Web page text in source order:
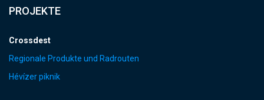
PROJEKTE
Crossdest
Regionale Produkte und Radrouten
Hévízer piknik